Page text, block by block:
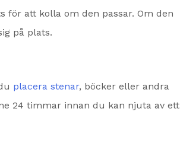
för att kolla om den passar. Om den
på plats.
placera stenar, böcker eller andra
24 timmar innan du kan njuta av ett